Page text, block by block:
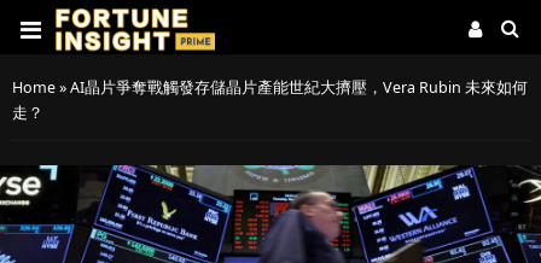
Home»AI晶片爭奪戰觸發存儲晶片產能世紀大擠壓，Vera Rubin 未來如何
走？